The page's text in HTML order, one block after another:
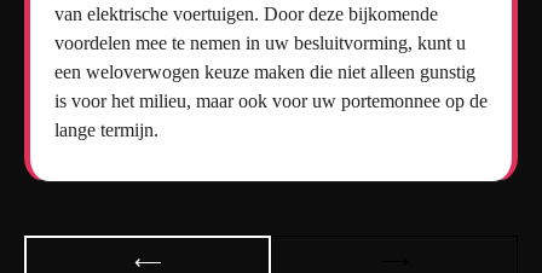
van elektrische voertuigen. Door deze bijkomende
voordelen mee te nemen in uw besluitvorming, kunt u
een weloverwogen keuze maken die niet alleen gunstig
is voor het milieu, maar ook voor uw portemonnee op de
lange termijn.
⟵